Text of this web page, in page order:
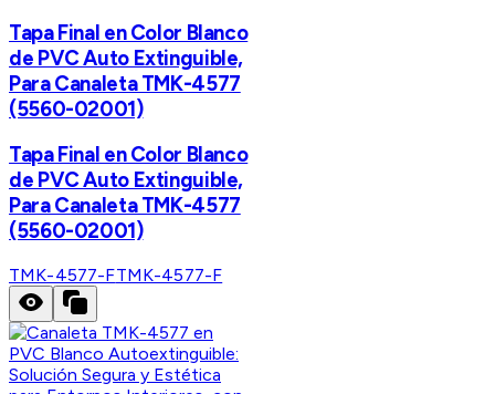
Tapa Final en Color Blanco
de PVC Auto Extinguible,
Para Canaleta TMK-4577
(5560-02001)
Tapa Final en Color Blanco
de PVC Auto Extinguible,
Para Canaleta TMK-4577
(5560-02001)
TMK-4577-FTMK-4577-F